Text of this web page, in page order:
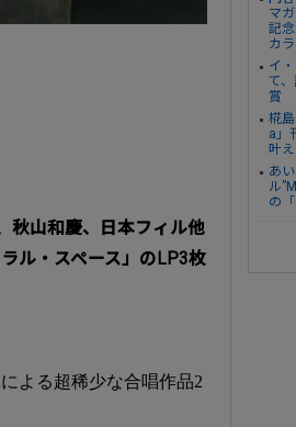
秋山和慶、日本フィル他
ル・スペース」のLP3枚
よる超稀少な合唱作品2
マ
記
カ
イ
て
賞
椛
a」
叶
あ
ル
の